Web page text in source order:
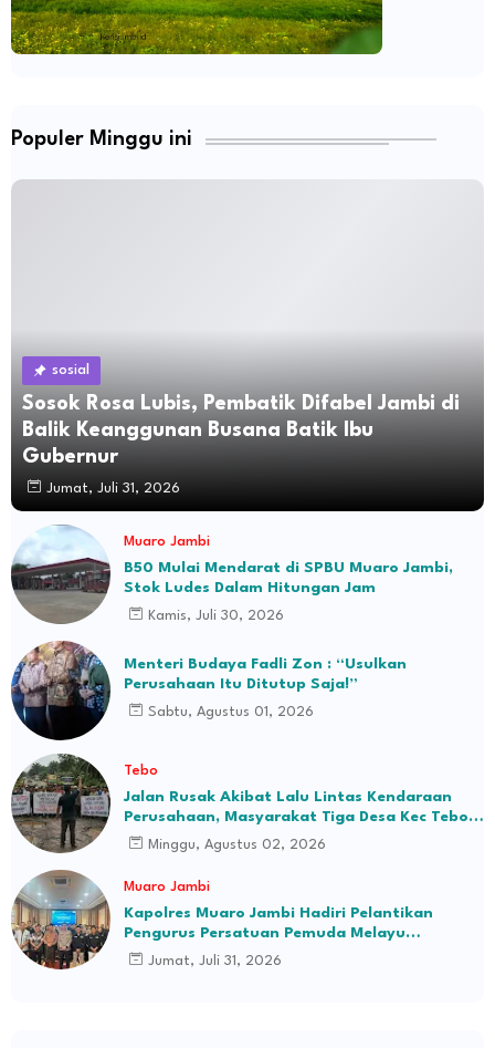
Populer Minggu ini
sosial
Sosok Rosa Lubis, Pembatik Difabel Jambi di
Balik Keanggunan Busana Batik Ibu
Gubernur
Jumat, Juli 31, 2026
Muaro Jambi
B50 Mulai Mendarat di SPBU Muaro Jambi,
Stok Ludes Dalam Hitungan Jam
Kamis, Juli 30, 2026
Menteri Budaya Fadli Zon : “Usulkan
Perusahaan Itu Ditutup Saja!”
Sabtu, Agustus 01, 2026
Tebo
Jalan Rusak Akibat Lalu Lintas Kendaraan
Perusahaan, Masyarakat Tiga Desa Kec Tebo
Ilir Bakal Blokade Jalan
Minggu, Agustus 02, 2026
Muaro Jambi
Kapolres Muaro Jambi Hadiri Pelantikan
Pengurus Persatuan Pemuda Melayu
Kabupaten Muaro Jambi Periode 2026–2031
Jumat, Juli 31, 2026